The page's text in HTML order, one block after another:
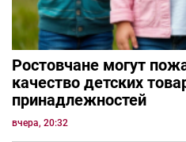
Ростовчане могут
качество детских
принадлежностей
вчера, 20:32